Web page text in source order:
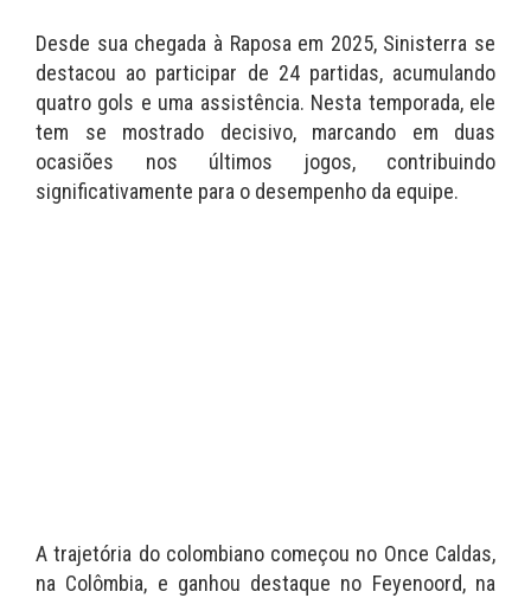
Desde sua chegada à Raposa em 2025, Sinisterra se
destacou ao participar de 24 partidas, acumulando
quatro gols e uma assistência. Nesta temporada, ele
tem se mostrado decisivo, marcando em duas
ocasiões nos últimos jogos, contribuindo
significativamente para o desempenho da equipe.
A trajetória do colombiano começou no Once Caldas,
na Colômbia, e ganhou destaque no Feyenoord, na